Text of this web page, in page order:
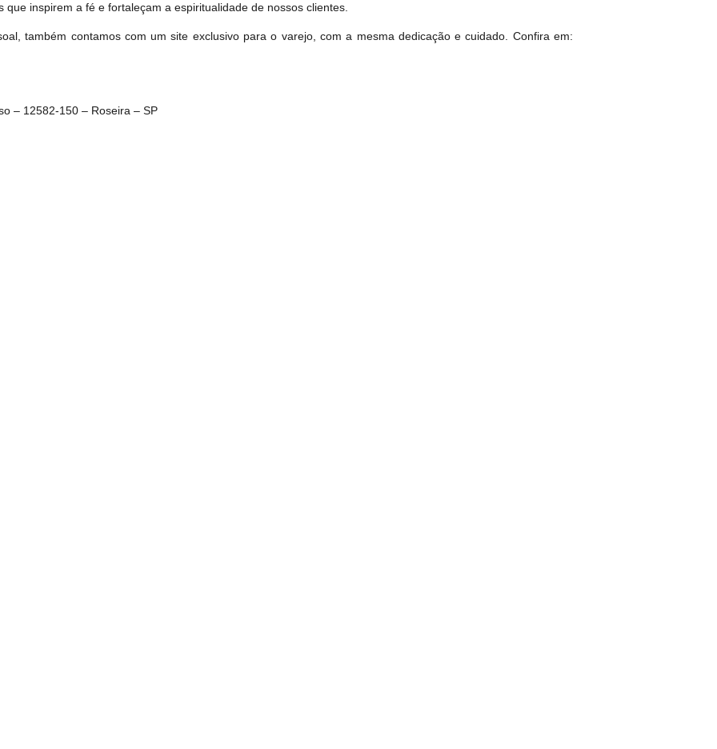
inspirem a fé e fortaleçam a espiritualidade de nossos clientes.
também contamos com um site exclusivo para o varejo, com a mesma dedicação e cuidado. Confira em:
– 12582-150 – Roseira – SP